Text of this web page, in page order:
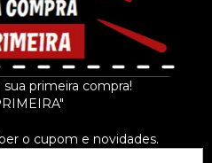
primeira compra!
o cupom e novidades.
CD 2006
R$34,99
3 x deR$11,66